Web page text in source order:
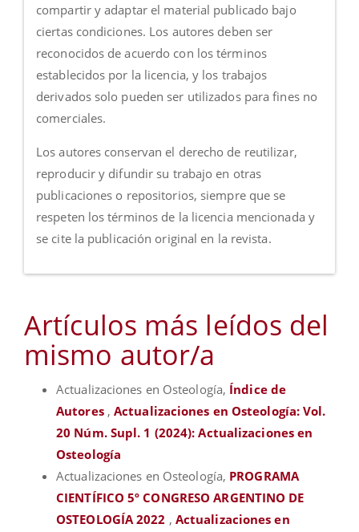
compartir y adaptar el material publicado bajo
ciertas condiciones. Los autores deben ser
reconocidos de acuerdo con los términos
establecidos por la licencia, y los trabajos
derivados solo pueden ser utilizados para fines no
comerciales.
Los autores conservan el derecho de reutilizar,
reproducir y difundir su trabajo en otras
publicaciones o repositorios, siempre que se
respeten los términos de la licencia mencionada y
se cite la publicación original en la revista.
Artículos más leídos del
mismo autor/a
Actualizaciones en Osteología, Índice de
Autores ,Actualizaciones en Osteología: Vol.
20 Núm. Supl. 1 (2024): Actualizaciones en
Osteología
Actualizaciones en Osteología, PROGRAMA
CIENTÍFICO 5º CONGRESO ARGENTINO DE
OSTEOLOGÍA 2022 , Actualizaciones en